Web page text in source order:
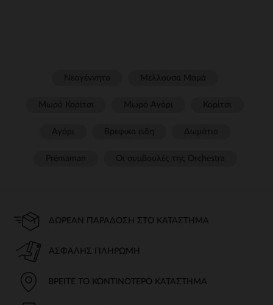
ΔΩΡΕΆΝ ΠΑΡΆΔΟΣΗ ΣΤΟ ΚΑΤΆΣΤΗΜΑ
ΑΣΦΑΛΉΣ ΠΛΗΡΩΜΉ
ΒΡΕΊΤΕ ΤΟ ΚΟΝΤΙΝΌΤΕΡΟ ΚΑΤΆΣΤΗΜΑ